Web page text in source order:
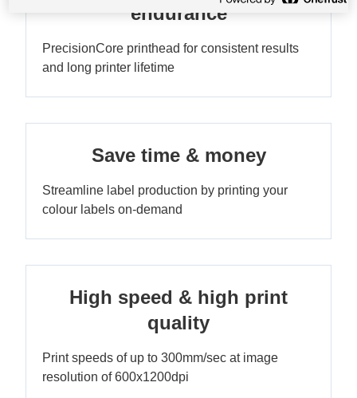
endurance
PrecisionCore printhead for consistent results
and long printer lifetime
Save time & money
Streamline label production by printing your
colour labels on-demand
High speed & high print
quality
Print speeds of up to 300mm/sec at image
resolution of 600x1200dpi